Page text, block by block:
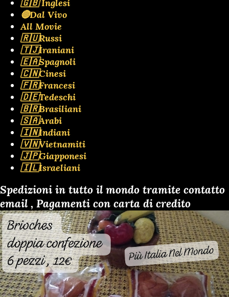
🇬🇧 Inglesi
🔴Dal Vivo
All Movie
🇷🇺Russi
🇹🇯Iraniani
🇪🇦Spagnoli
🇨🇳Cinesi
🇫🇷Francesi
🇩🇪Tedeschi
🇧🇷Brasiliani
🇸🇦Arabi
🇮🇳Indiani
🇻🇳Vietnamiti
🇯🇵Giapponesi
🇮🇱Israeliani
Spedizioni in tutto il mondo tramite contatto
email , Pagamenti con carta di credito